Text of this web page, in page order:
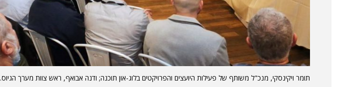
תומר ויקינסקי, מנכ"ל משותף של פעילות היועצים והפרויקטים בלוג-און תוכנה; ודנה אבואף, ראש צוות מערך הגיוס.